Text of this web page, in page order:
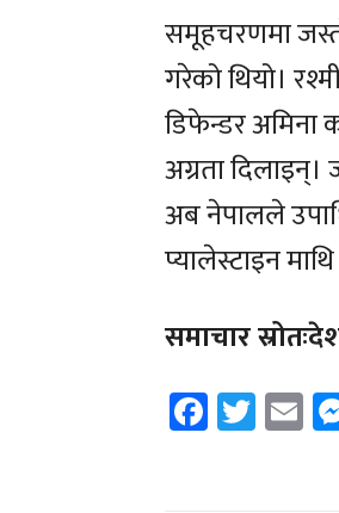
समूहचरणमा
गरेको थियो।
डिफेन्डर अमिना
अग्रता दिलाइन्।
अब नेपालले
प्यालेस्टाइन
समाचार